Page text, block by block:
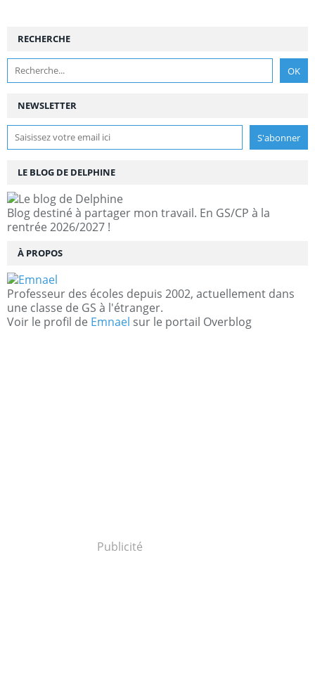
NEWSLETTER
RECHERCHE
LE BLOG DE DELPHINE
Blog destiné à partager mon travail. En GS/CP à la
rentrée 2026/2027 !
À PROPOS
Professeur des écoles depuis 2002, actuellement dans
une classe de GS à l'étranger.
Voir le profil de Emnael sur le portail Overblog
Publicité